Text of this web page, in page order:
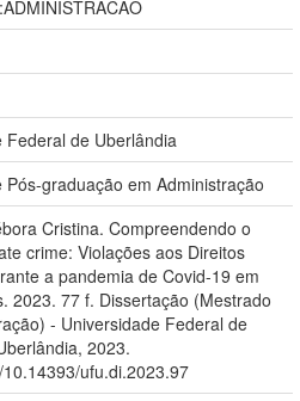
Federal de Uberlândia
Pós-graduação em Administração
Cristina. Compreendendo o
crime: Violações aos Direitos
a pandemia de Covid-19 em
2023. 77 f. Dissertação (Mestrado
- Universidade Federal de
2023.
ufu.di.2023.97